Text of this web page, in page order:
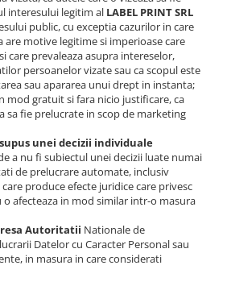
interesului legitim al LABEL PRINT SRL
public, cu exceptia cazurilor in care
are motive legitime si imperioase care
care prevaleaza asupra intereselor,
persoanelor vizate sau ca scopul este
sau apararea unui drept in instanta;
mod gratuit si fara nicio justificare, ca
sa fie prelucrate in scop de marketing
unei decizii individuale
a nu fi subiectul unei decizii luate numai
de prelucrare automate, inclusiv
produce efecte juridice care privesc
o afecteaza in mod similar intr-o masura
Autoritatii Nationale de
Datelor cu Caracter Personal sau
in masura in care considerati